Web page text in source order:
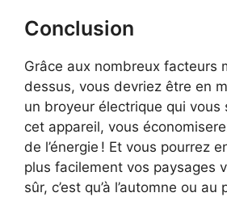
Conclusion
Grâce aux nombreux facteurs
dessus, vous devriez être en
un broyeur électrique qui vous
cet appareil, vous
de l’énergie ! Et vous pourrez
plus facilement vos paysages
sûr, c’est qu’à l’automne ou au